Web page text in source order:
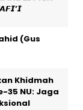
(Gus
Khidmah
35 NU: Jaga